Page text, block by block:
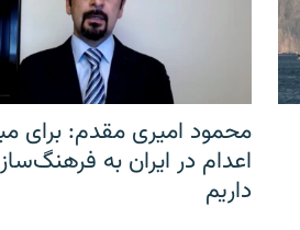
محمود امیری مقدم: برای
اعدام در ایران به
داریم